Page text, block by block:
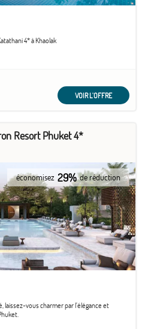
4* à Khaolak
VOIR L'OFFRE
Resort Phuket 4*
économisez 29% de réduction
vous charmer par l’élégance et